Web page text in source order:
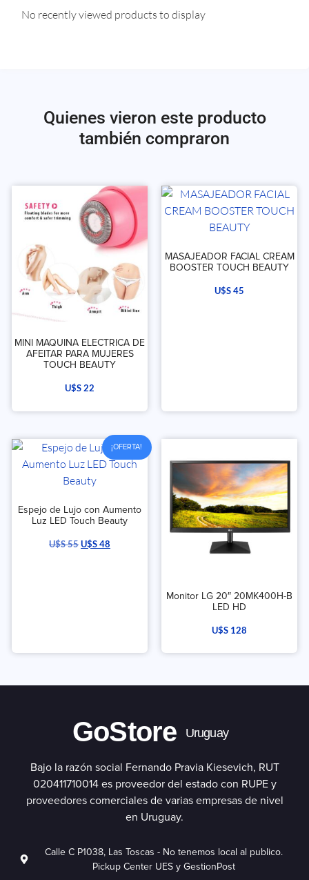
No recently viewed products to display
Quienes vieron este producto
también compraron
MINI MAQUINA ELECTRICA DE
AFEITAR PARA MUJERES
TOUCH BEAUTY
U$S22
MASAJEADOR FACIAL CREAM
BOOSTER TOUCH BEAUTY
U$S45
¡OFERTA!
Espejo de Lujo con Aumento
Luz LED Touch Beauty
U$S55U$S48
Monitor LG 20″ 20MK400H-B
LED HD
U$S 128
GoStore Uruguay
Bajo la razón social Fernando Pravia Kiesevich, RUT
020411710014 es proveedor del estado con RUPE y
proveedores comerciales de varias empresas de nivel
en Uruguay.
Calle C P1038, Las Toscas - No tenemos local al publico.
Pickup Center UES y GestionPost